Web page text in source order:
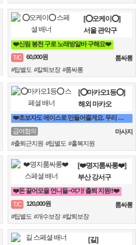
[⭕오케이⭕]
서울 관악구
❤️신림 봉천 구로 노래방알바 구해요❤️
T/C
60,000원
룸싸롱
#팁별도 #칼퇴보장 #룸싸롱
[⭕마카오1등⭕]
해외 마카오
❤️초보자도 에이스로 만들어줄게요. 우리 가게 오면, 수입 부터 다릅니다.❤️
급여협의
마사지
#출퇴근지원 #팁별도 #홀복지원
[❤️명지룸싸롱❤️]
부산 강서구
❤️돈 끌어모을 언니들~여기! 출퇴 지원!!❤️
T/C
120,000원
룸싸롱
#팁별도 #개수보장 #칼퇴보장
[길]